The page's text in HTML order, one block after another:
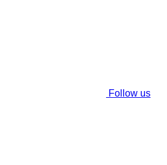
Follow us